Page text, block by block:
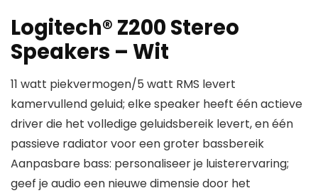
Logitech® Z200 Stereo
Speakers – Wit
11 watt piekvermogen/5 watt RMS levert
kamervullend geluid; elke speaker heeft één actieve
driver die het volledige geluidsbereik levert, en één
passieve radiator voor een groter bassbereik
Aanpasbare bass: personaliseer je luisterervaring;
geef je audio een nieuwe dimensie door het